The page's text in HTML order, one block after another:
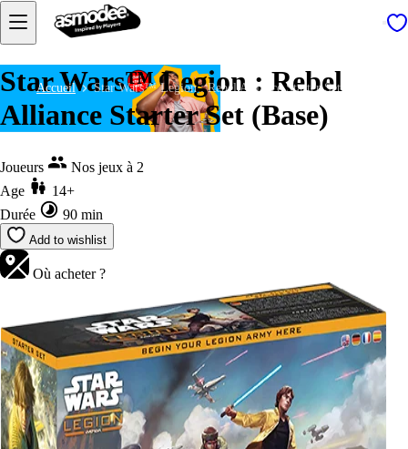
Accueil Star Wars™ Legion : Rebel Alliance Starter Set (Base)
Star Wars™ Legion : Rebel
Alliance Starter Set (Base)
Joueurs
Nos jeux à 2
Age
14+
Durée
90 min
Add to wishlist
Où acheter ?